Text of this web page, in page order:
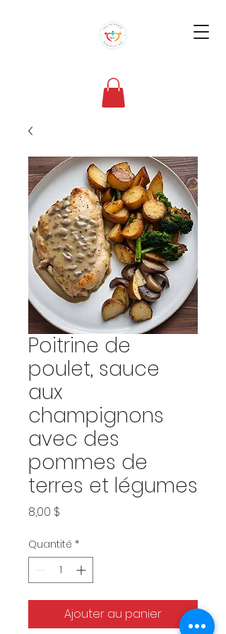
Poitrine de
poulet, sauce
aux
champignons
avec des
pommes de
terres et légumes
8,00 $
Quantité *
Ajouter au panier